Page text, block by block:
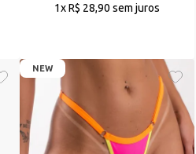
1xR$ 28,90 sem juros
NEW